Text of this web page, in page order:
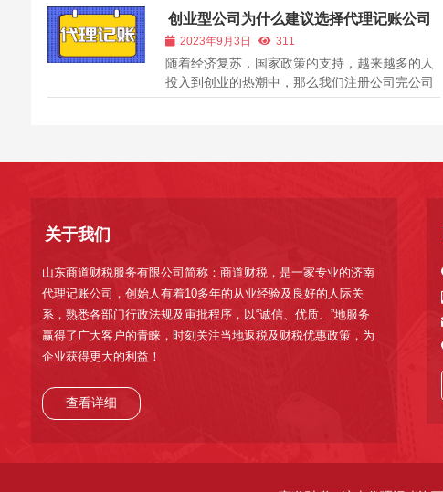
历小半年的蛰伏之后，也是慢慢要高速发展起来
了，不过目前市场大部分公司都是属于刚成立，
或者成立不久的新公司，公司的主体也...
创业型公司为什么建议选择代理记账公司
2023年9月3日 311
随着经济复苏，国家政策的支持，越来越多的人
投入到创业的热潮中，那么我们注册公司完公司
以后面临的问题就是要为企业按时记账报税，针
说，下面我们来展开介绍下相关内容。 ...
关于我们
山东商道财税服务有限公司简称：商道财税，是一家专业的济南
代理记账公司，创始人有着10多年的从业经验及良好的人际关
系，熟悉各部门行政法规及审批程序，以“诚信、优质、”地服务
赢得了广大客户的青睐，时刻关注当地返税及财税优惠政策，为
企业获得更大的利益！
查看详细